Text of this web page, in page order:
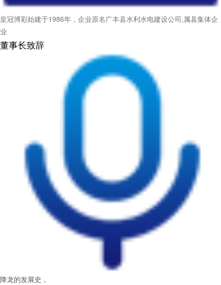
皇冠博彩始建于1986年，企业原名广丰县水利水电建设公司,属县集体企
业
董事长致辞
降龙的发展史，